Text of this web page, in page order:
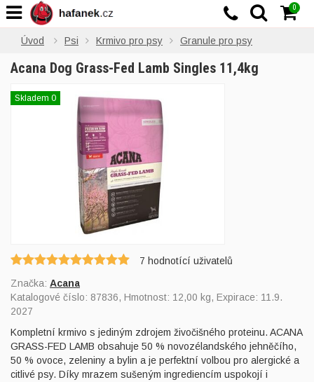
Úvod Psi Krmivo pro psy Granule pro psy
Acana Dog Grass-Fed Lamb Singles 11,4kg
Skladem 0
7 hodnotící uživatelů
Značka: Acana
Katalogové číslo: 87836, Hmotnost: 12,00 kg, Expirace: 11.9.
2027
Kompletní krmivo s jediným zdrojem živočišného proteinu. ACANA
GRASS-FED LAMB obsahuje 50 % novozélandského jehněčího,
50 % ovoce, zeleniny a bylin a je perfektní volbou pro alergické a
citlivé psy. Díky mrazem sušeným ingrediencím uspokojí i
0